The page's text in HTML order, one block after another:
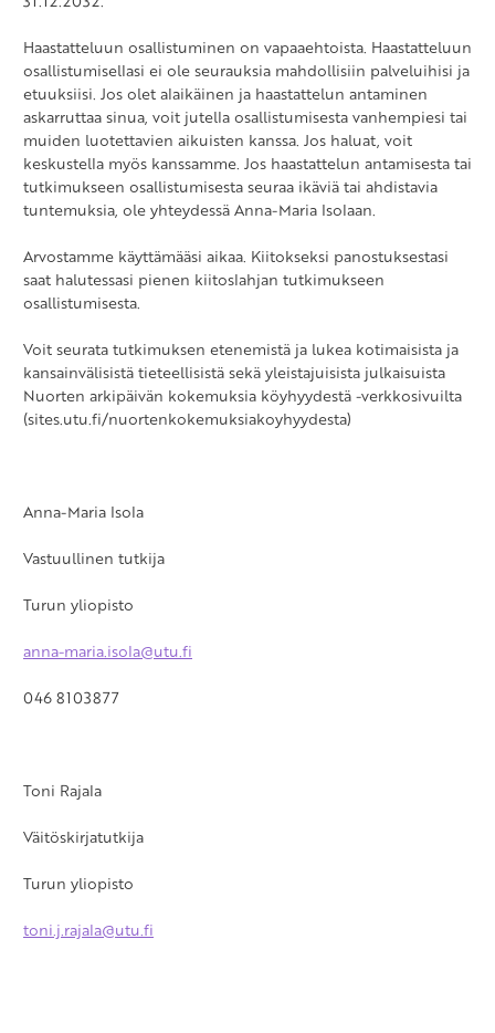
Haastatteluun osallistuminen on vapaaehtoista. Haastatteluun
osallistumisellasi ei ole seurauksia mahdollisiin palveluihisi ja
etuuksiisi. Jos olet alaikäinen ja haastattelun antaminen
askarruttaa sinua, voit jutella osallistumisesta vanhempiesi tai
muiden luotettavien aikuisten kanssa. Jos haluat, voit
keskustella myös kanssamme. Jos haastattelun antamisesta tai
tutkimukseen osallistumisesta seuraa ikäviä tai ahdistavia
tuntemuksia, ole yhteydessä Anna-Maria Isolaan.
Arvostamme käyttämääsi aikaa. Kiitokseksi panostuksestasi
saat halutessasi pienen kiitoslahjan tutkimukseen
osallistumisesta.
Voit seurata tutkimuksen etenemistä ja lukea kotimaisista ja
kansainvälisistä tieteellisistä sekä yleistajuisista julkaisuista
Nuorten arkipäivän kokemuksia köyhyydestä -verkkosivuilta
(sites.utu.fi/nuortenkokemuksiakoyhyydesta)
Anna-Maria Isola
Vastuullinen tutkija
Turun yliopisto
anna-maria.isola@utu.fi
046 8103877
Toni Rajala
Väitöskirjatutkija
Turun yliopisto
toni.j.rajala@utu.fi